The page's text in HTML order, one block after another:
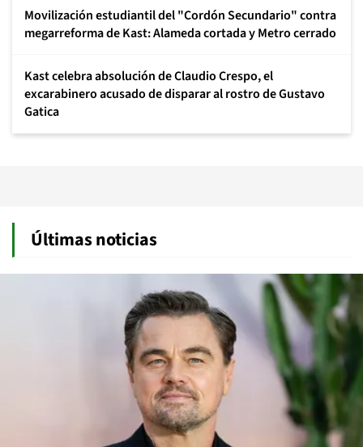
Movilización estudiantil del "Cordón Secundario" contra
megarreforma de Kast: Alameda cortada y Metro cerrado
Kast celebra absolución de Claudio Crespo, el
excarabinero acusado de disparar al rostro de Gustavo
Gatica
Últimas noticias